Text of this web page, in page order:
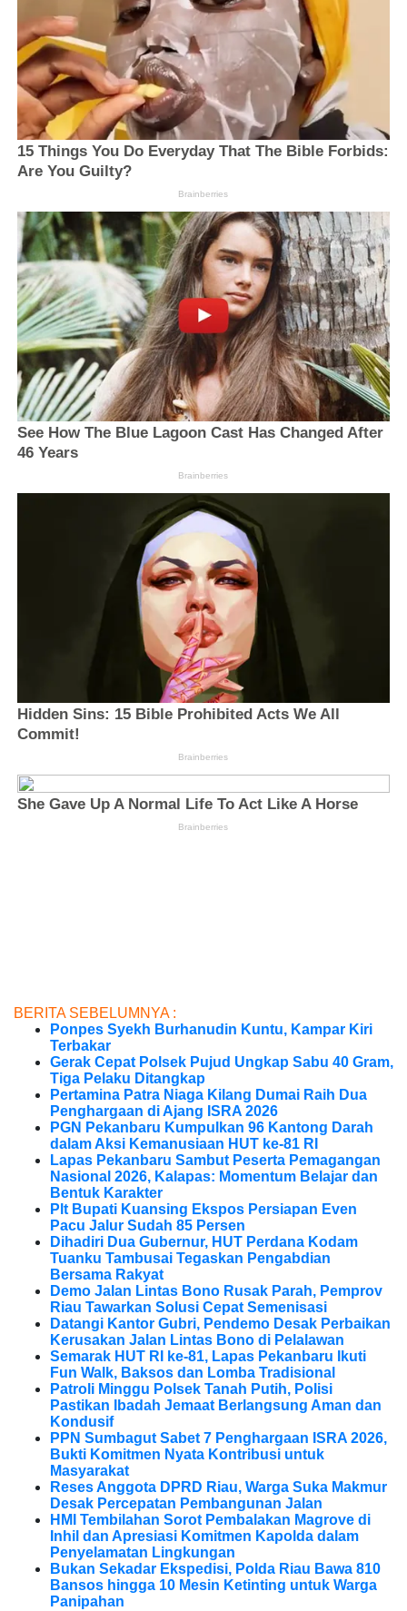
BERITA SEBELUMNYA :
Ponpes Syekh Burhanudin Kuntu, Kampar Kiri
Terbakar
Gerak Cepat Polsek Pujud Ungkap Sabu 40 Gram,
Tiga Pelaku Ditangkap
Pertamina Patra Niaga Kilang Dumai Raih Dua
Penghargaan di Ajang ISRA 2026
PGN Pekanbaru Kumpulkan 96 Kantong Darah
dalam Aksi Kemanusiaan HUT ke-81 RI
Lapas Pekanbaru Sambut Peserta Pemagangan
Nasional 2026, Kalapas: Momentum Belajar dan
Bentuk Karakter
Plt Bupati Kuansing Ekspos Persiapan Even
Pacu Jalur Sudah 85 Persen
Dihadiri Dua Gubernur, HUT Perdana Kodam
Tuanku Tambusai Tegaskan Pengabdian
Bersama Rakyat
Demo Jalan Lintas Bono Rusak Parah, Pemprov
Riau Tawarkan Solusi Cepat Semenisasi
Datangi Kantor Gubri, Pendemo Desak Perbaikan
Kerusakan Jalan Lintas Bono di Pelalawan
Semarak HUT RI ke-81, Lapas Pekanbaru Ikuti
Fun Walk, Baksos dan Lomba Tradisional
Patroli Minggu Polsek Tanah Putih, Polisi
Pastikan Ibadah Jemaat Berlangsung Aman dan
Kondusif
PPN Sumbagut Sabet 7 Penghargaan ISRA 2026,
Bukti Komitmen Nyata Kontribusi untuk
Masyarakat
Reses Anggota DPRD Riau, Warga Suka Makmur
Desak Percepatan Pembangunan Jalan
HMI Tembilahan Sorot Pembalakan Magrove di
Inhil dan Apresiasi Komitmen Kapolda dalam
Penyelamatan Lingkungan
Bukan Sekadar Ekspedisi, Polda Riau Bawa 810
Bansos hingga 10 Mesin Ketinting untuk Warga
Panipahan